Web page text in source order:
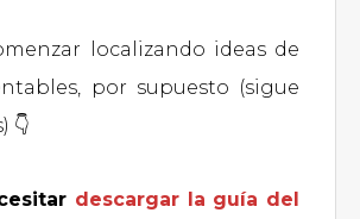
localizando ideas de
por supuesto (sigue
👇
descargar la guía del